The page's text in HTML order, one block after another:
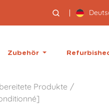
Zubehör
Produkte